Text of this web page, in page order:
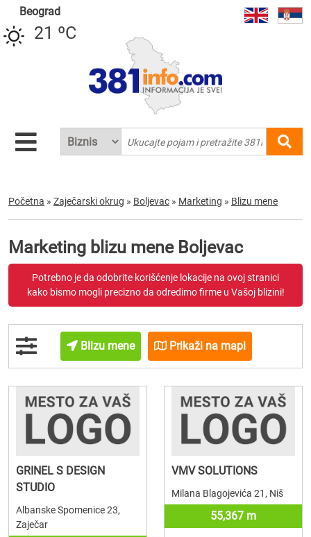
Beograd
21 ºC
Početna » Zaječarski okrug » Boljevac » Marketing » Blizu mene
Marketing blizu mene Boljevac
Potrebno je da odobrite korišćenje lokacije na ovoj stranici
kako bismo mogli precizno da odredimo firme u Vašoj blizini!
Blizu mene Prikaži na mapi
GRINEL S DESIGN
STUDIO
Albanske Spomenice 23,
Zaječar
VMV SOLUTIONS
Milana Blagojevića 21, Niš
55,367 m